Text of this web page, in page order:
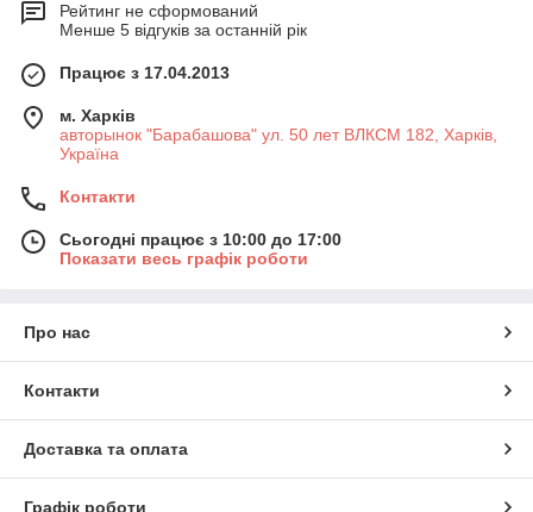
Рейтинг не сформований
Менше 5 відгуків за останній рік
Працює з 17.04.2013
м. Харків
авторынок "Барабашова" ул. 50 лет ВЛКСМ 182, Харків,
Україна
Контакти
Сьогодні працює з 10:00 до 17:00
Показати весь графік роботи
Про нас
Контакти
Доставка та оплата
Графік роботи